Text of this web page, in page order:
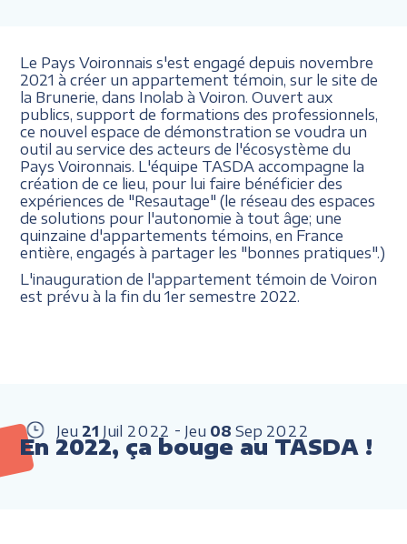
Le Pays Voironnais s'est engagé depuis novembre
2021 à créer un appartement témoin, sur le site de
la Brunerie, dans Inolab à Voiron. Ouvert aux
publics, support de formations des professionnels,
ce nouvel espace de démonstration se voudra un
outil au service des acteurs de l'écosystème du
Pays Voironnais. L'équipe TASDA accompagne la
création de ce lieu, pour lui faire bénéficier des
expériences de "Resautage" (le réseau des espaces
de solutions pour l'autonomie à tout âge; une
quinzaine d'appartements témoins, en France
entière, engagés à partager les "bonnes pratiques".)
L'inauguration de l'appartement témoin de Voiron
est prévu à la fin du 1er semestre 2022.
Jeu 21 Juil 2022 Jeu 08 Sep 2022
En 2022, ça bouge au TASDA !